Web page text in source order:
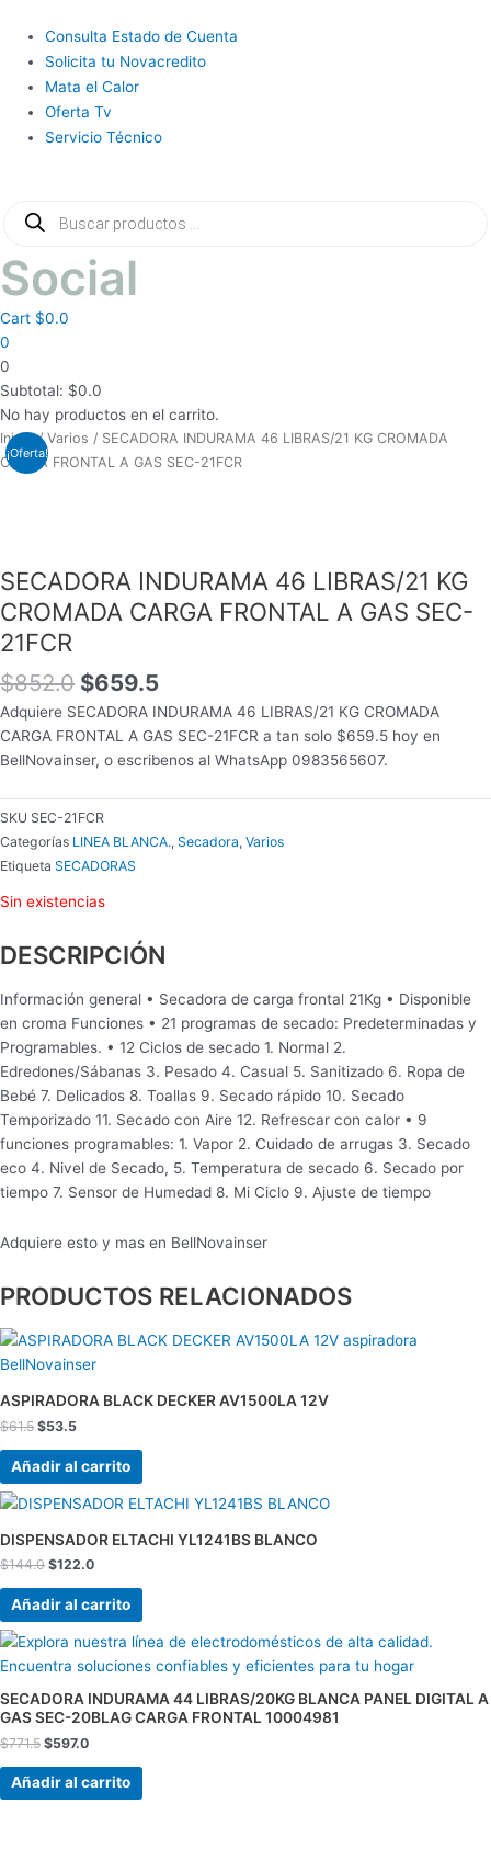
contenido
Main
Menu
Consulta Estado de Cuenta
Solicita tu Novacredito
Mata el Calor
Oferta Tv
Servicio Técnico
productos
Social
Cart $0.0
0
0
Subtotal: $0.0
No hay productos en el carrito.
Inicio/Varios / SECADORA INDURAMA 46 LIBRAS/21 KG CROMADA
CARGA FRONTAL A GAS SEC-21FCR
¡Oferta!
SECADORA INDURAMA 46 LIBRAS/21 KG
CROMADA CARGA FRONTAL A GAS SEC-
21FCR
$852.0
El
precio
$659.5
El
precio
Adquiere SECADORA INDURAMA 46 LIBRAS/21 KG CROMADA
CARGA FRONTAL A GAS SEC-21FCR a tan solo $659.5 hoy en
BellNovainser, o escribenos al WhatsApp 0983565607.
SKU SEC-21FCR
Categorías LINEA BLANCA., Secadora, Varios
Etiqueta SECADORAS
Sin existencias
DESCRIPCIÓN
Información general • Secadora de carga frontal 21Kg • Disponible
en croma Funciones • 21 programas de secado: Predeterminadas y
Programables. • 12 Ciclos de secado 1. Normal 2.
Edredones/Sábanas 3. Pesado 4. Casual 5. Sanitizado 6. Ropa de
Bebé 7. Delicados 8. Toallas 9. Secado rápido 10. Secado
Temporizado 11. Secado con Aire 12. Refrescar con calor • 9
funciones programables: 1. Vapor 2. Cuidado de arrugas 3. Secado
eco 4. Nivel de Secado, 5. Temperatura de secado 6. Secado por
tiempo 7. Sensor de Humedad 8. Mi Ciclo 9. Ajuste de tiempo
Adquiere esto y mas en BellNovainser
PRODUCTOS RELACIONADOS
ASPIRADORA BLACK DECKER AV1500LA 12V
$61.5
El
original
$61.5.
$53.5
El
actual
$53.5.
Añadir al carrito
DISPENSADOR ELTACHI YL1241BS BLANCO
$144.0
El
precio
original
era:
$144.0.
$122.0
El
actual
es:
$122.0.
Añadir al carrito
SECADORA INDURAMA 44 LIBRAS/20KG BLANCA PANEL DIGITAL A
GAS SEC-20BLAG CARGA FRONTAL 10004981
$771.5
El
original
$771.5.
$597.0
El
actual
$597.0.
Añadir al carrito